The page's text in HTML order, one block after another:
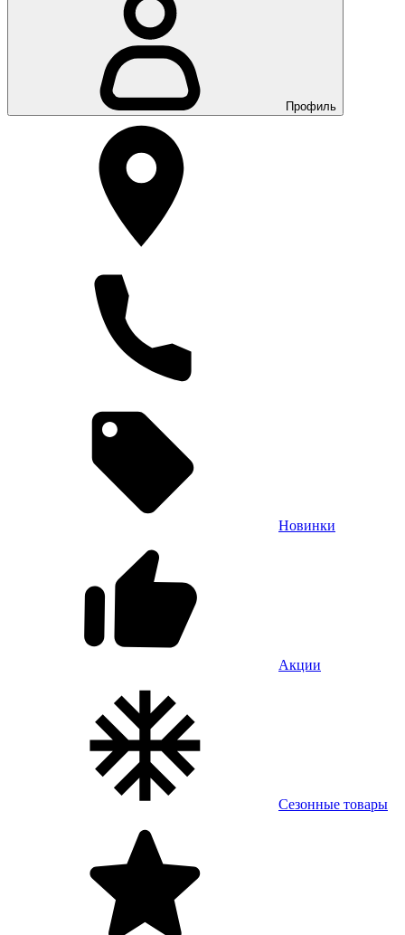
Профиль
Новинки
Акции
Сезонные товары